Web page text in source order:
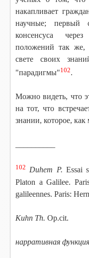
накапливает
научные; первый
консенсуса
положений так же,
свете своих
"парадигмы"102.
Можно видеть, что
на тот, что
знании, которое,
102 Duhem Р. Essai
Platon a Galilee.
galileennes. Paris:
Kuhn Th. Op.cit.
нарративная